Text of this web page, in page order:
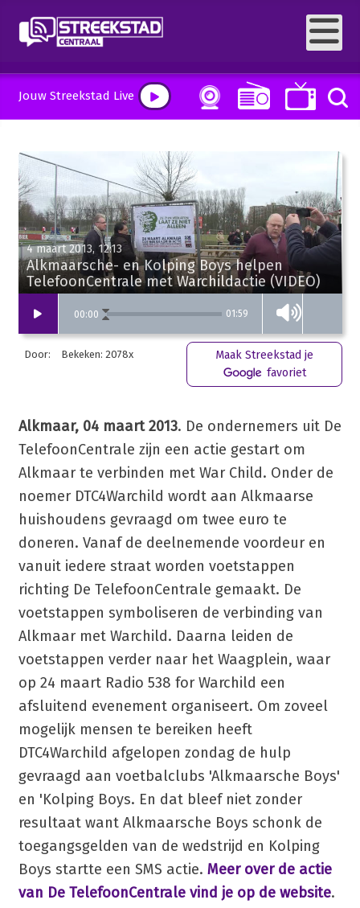
Jouw Streekstad Live
00:00 01:59
4 maart 2013, 12:13
Alkmaarsche- en Kolping Boys helpen
TelefoonCentrale met Warchildactie (VIDEO)
Door: Bekeken: 2078x
Maak Streekstad je
favoriet
Alkmaar, 04 maart 2013. De ondernemers uit De
TelefoonCentrale zijn een actie gestart om
Alkmaar te verbinden met War Child. Onder de
noemer DTC4Warchild wordt aan Alkmaarse
huishoudens gevraagd om twee euro te
doneren. Vanaf de deelnemende voordeur en
vanuit iedere straat worden voetstappen
richting De TelefoonCentrale gemaakt. De
voetstappen symboliseren de verbinding van
Alkmaar met Warchild. Daarna leiden de
voetstappen verder naar het Waagplein, waar
op 24 maart Radio 538 for Warchild een
afsluitend evenement organiseert. Om zoveel
mogelijk mensen te bereiken heeft
DTC4Warchild afgelopen zondag de hulp
gevraagd aan voetbalclubs 'Alkmaarsche Boys'
en 'Kolping Boys. En dat bleef niet zonder
resultaat want Alkmaarsche Boys schonk de
toegangsgelden van de wedstrijd en Kolping
Boys startte een SMS actie. Meer over de actie
van De TelefoonCentrale vind je op de website.